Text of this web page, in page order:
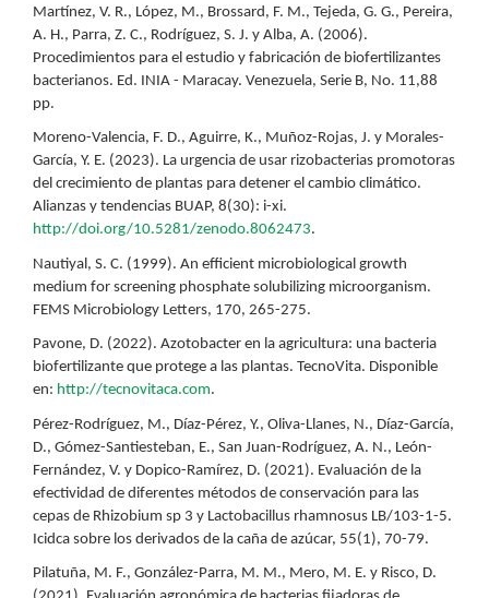
Martínez, V. R., López, M., Brossard, F. M., Tejeda, G. G., Pereira,
A. H., Parra, Z. C., Rodríguez, S. J. y Alba, A. (2006).
Procedimientos para el estudio y fabricación de biofertilizantes
bacterianos. Ed. INIA - Maracay. Venezuela, Serie B, No. 11,88
pp.
Moreno-Valencia, F. D., Aguirre, K., Muñoz-Rojas, J. y Morales-
García, Y. E. (2023). La urgencia de usar rizobacterias promotoras
del crecimiento de plantas para detener el cambio climático.
Alianzas y tendencias BUAP, 8(30): i-xi.
http://doi.org/10.5281/zenodo.8062473.
Nautiyal, S. C. (1999). An efficient microbiological growth
medium for screening phosphate solubilizing microorganism.
FEMS Microbiology Letters, 170, 265-275.
Pavone, D. (2022). Azotobacter en la agricultura: una bacteria
biofertilizante que protege a las plantas. TecnoVita. Disponible
en: http://tecnovitaca.com.
Pérez-Rodríguez, M., Díaz-Pérez, Y., Oliva-Llanes, N., Díaz-García,
D., Gómez-Santiesteban, E., San Juan-Rodríguez, A. N., León-
Fernández, V. y Dopico-Ramírez, D. (2021). Evaluación de la
efectividad de diferentes métodos de conservación para las
cepas de Rhizobium sp 3 y Lactobacillus rhamnosus LB/103-1-5.
Icidca sobre los derivados de la caña de azúcar, 55(1), 70-79.
Pilatuña, M. F., González-Parra, M. M., Mero, M. E. y Risco, D.